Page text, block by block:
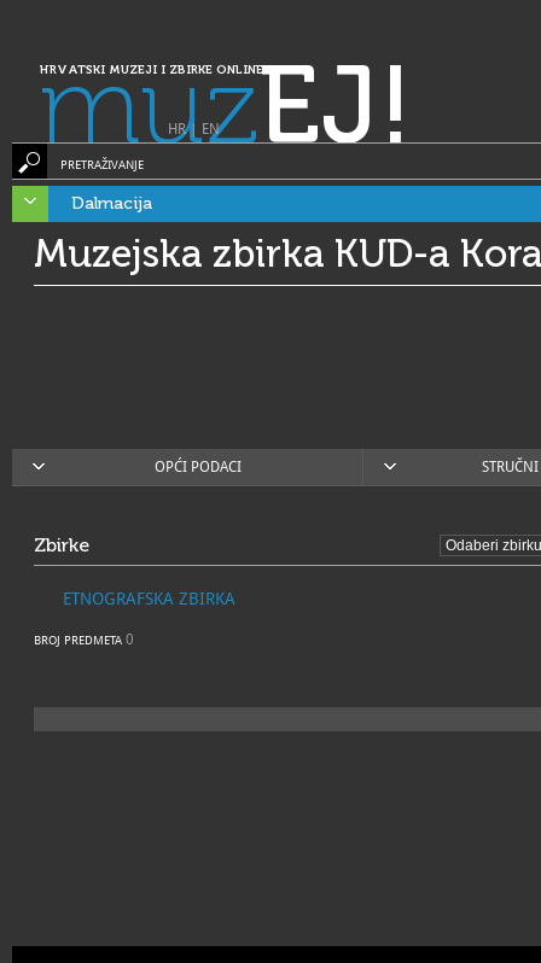
HRVATSKI MUZEJI I ZBIRKE ONLINE
muzEJ!
HR| EN
PRETRAŽIVANJE
Dalmacija
Muzejska zbirka KUD-a
OPĆI PODACI
Zbirke
ETNOGRAFSKA ZBIRKA
BROJ PREDMETA 0